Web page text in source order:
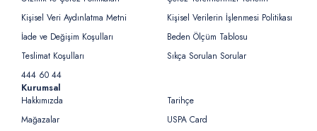
Kişisel Veri Aydınlatma Metni
Kişisel Verilerin İşlenmesi Politikası
İade ve Değişim Koşulları
Beden Ölçüm Tablosu
Teslimat Koşulları
Sıkça Sorulan Sorular
444 60 44
Kurumsal
Hakkımızda
Tarihçe
Mağazalar
USPA Card